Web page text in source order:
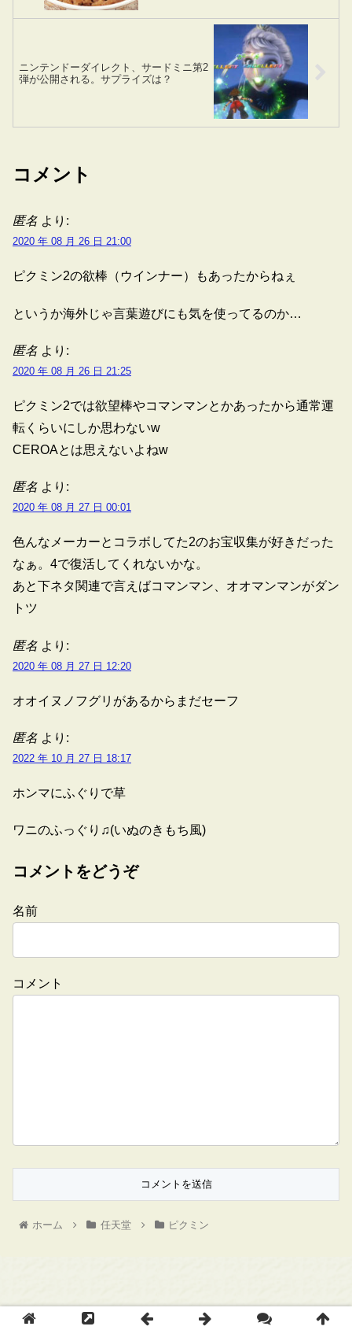
ニンテンドーダイレクト、サードミニ第2
弾が公開される。サプライズは？
コメント
匿名 より:
2020 年 08 月 26 日 21:00
ピクミン2の欲棒（ウインナー）もあったからねぇ
というか海外じゃ言葉遊びにも気を使ってるのか…
匿名 より:
2020 年 08 月 26 日 21:25
ピクミン2では欲望棒やコマンマンとかあったから通常運
転くらいにしか思わないw
CEROAとは思えないよねw
匿名 より:
2020 年 08 月 27 日 00:01
色んなメーカーとコラボしてた2のお宝収集が好きだった
なぁ。4で復活してくれないかな。
あと下ネタ関連で言えばコマンマン、オオマンマンがダン
トツ
匿名 より:
2020 年 08 月 27 日 12:20
オオイヌノフグリがあるからまだセーフ
匿名 より:
2022 年 10 月 27 日 18:17
ホンマにふぐりで草
ワニのふっぐり♫(いぬのきもち風)
コメントをどうぞ
名前
コメント
ホーム 任天堂 ピクミン